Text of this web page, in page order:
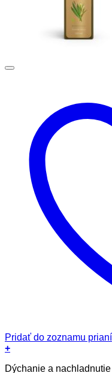
Pridať do zoznamu prianí
+
Dýchanie a nachladnutie